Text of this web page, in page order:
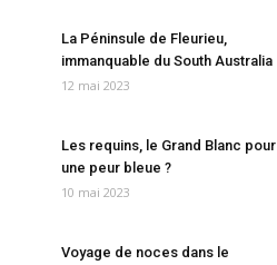
La Péninsule de Fleurieu,
immanquable du South Australia
12 mai 2023
Les requins, le Grand Blanc pour
une peur bleue ?
10 mai 2023
Voyage de noces dans le